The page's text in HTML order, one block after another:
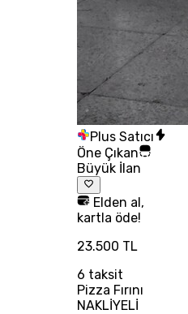
Plus Satıcı
Öne Çıkan
Büyük İlan
Elden al,
kartla öde!
23.500 TL
6 taksit
Pizza Fırını
NAKLİYELİ